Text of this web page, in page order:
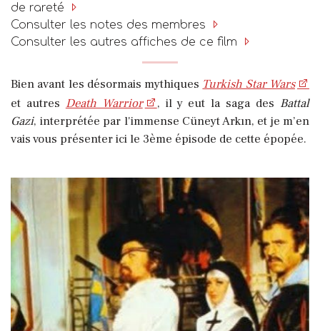
de rareté
Consulter les notes des membres
Consulter les autres affiches de ce film
Bien avant les désormais mythiques Turkish Star Wars
et autres Death Warrior , il y eut la saga des Battal
Gazi, interprétée par l'immense Cüneyt Arkın, et je m’en
vais vous présenter ici le 3ème épisode de cette épopée.